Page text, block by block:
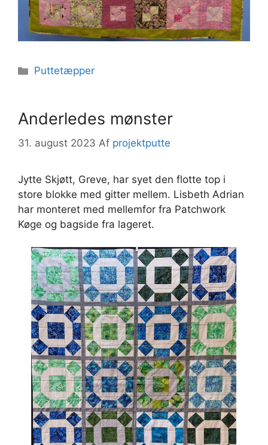
Kategorier
Puttetæpper
Anderledes mønster
31. august 2023 Af projektputte
Jytte Skjøtt, Greve, har syet den flotte top i
store blokke med gitter mellem. Lisbeth Adrian
har monteret med mellemfor fra Patchwork
Køge og bagside fra lageret.